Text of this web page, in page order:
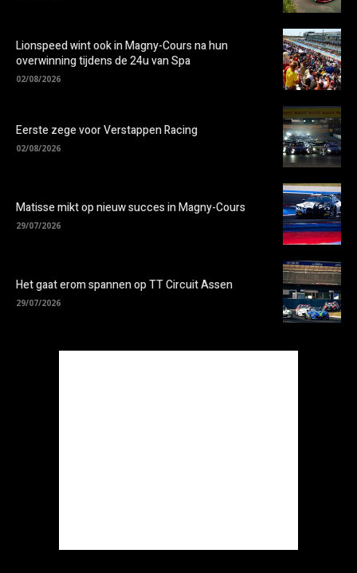
Lionspeed wint ook in Magny-Cours na hun
overwinning tijdens de 24u van Spa
02/08/2026
Eerste zege voor Verstappen Racing
02/08/2026
Matisse mikt op nieuw succes in Magny-Cours
29/07/2026
Het gaat erom spannen op TT Circuit Assen
29/07/2026